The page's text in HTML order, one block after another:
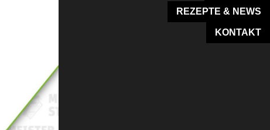
REZEPTE & NEWS
KONTAKT